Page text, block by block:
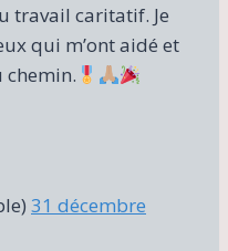
travail caritatif. Je
qui m’ont aidé et
31 décembre